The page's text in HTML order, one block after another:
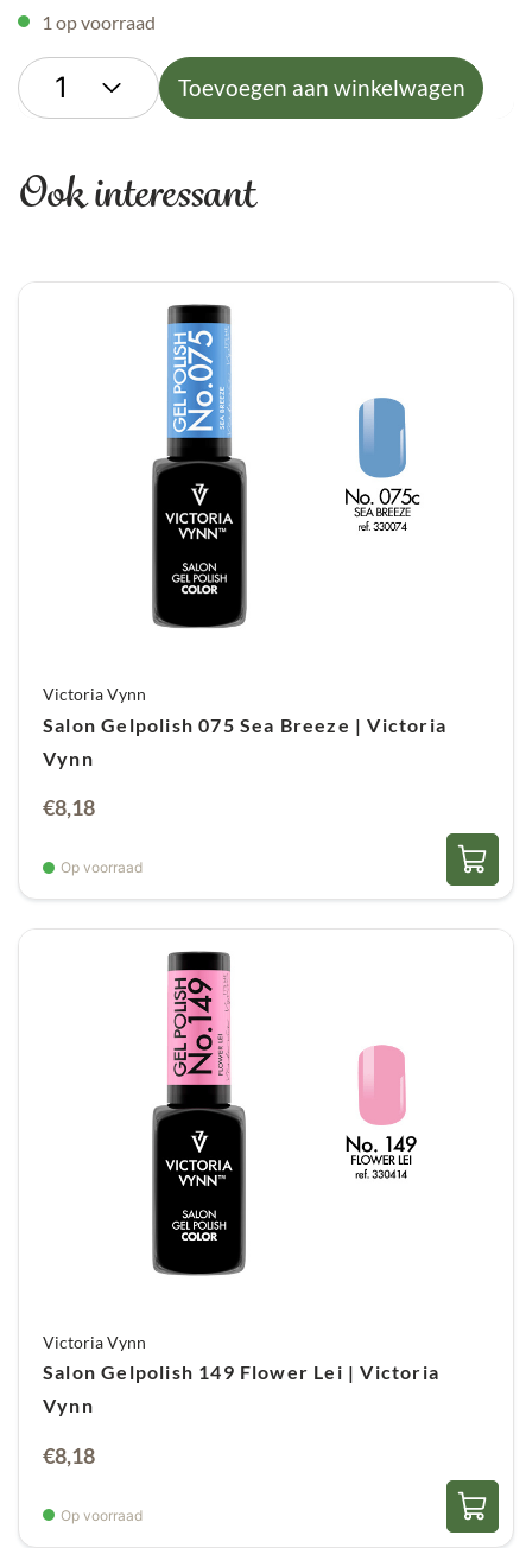
1 op voorraad
Toevoegen aan winkelwagen
Ook interessant
Victoria Vynn
Salon Gelpolish 075 Sea Breeze | Victoria
Vynn
€8,18
Op voorraad
Victoria Vynn
Salon Gelpolish 149 Flower Lei | Victoria
Vynn
€8,18
Op voorraad